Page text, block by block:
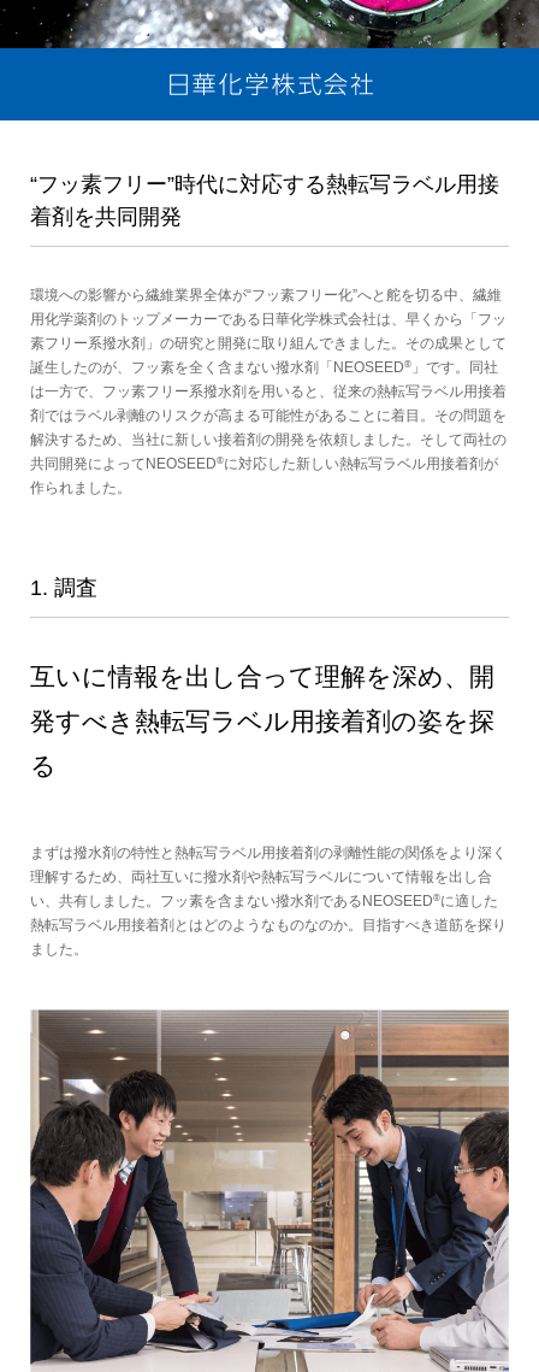
“フッ素フリー”時代に対応する熱転写ラベル用接
着剤を共同開発
環境への影響から繊維業界全体が“フッ素フリー化”へと舵を切る中、繊維
用化学薬剤のトップメーカーである日華化学株式会社は、早くから「フッ
素フリー系撥水剤」の研究と開発に取り組んできました。その成果として
誕生したのが、フッ素を全く含まない撥水剤「NEOSEED® 」です。同社
は一方で、フッ素フリー系撥水剤を用いると、従来の熱転写ラベル用接着
剤ではラベル剥離のリスクが高まる可能性があることに着目。その問題を
解決するため、当社に新しい接着剤の開発を依頼しました。そして両社の
共同開発によってNEOSEED®に対応した新しい熱転写ラベル用接着剤が
作られました。
1. 調査
互いに情報を出し合って理解を深め、開
発すべき熱転写ラベル用接着剤の姿を探
る
まずは撥水剤の特性と熱転写ラベル用接着剤の剥離性能の関係をより深く
理解するため、両社互いに撥水剤や熱転写ラベルについて情報を出し合
い、共有しました。フッ素を含まない撥水剤であるNEOSEED®に適した
熱転写ラベル用接着剤とはどのようなものなのか。目指すべき道筋を探り
ました。